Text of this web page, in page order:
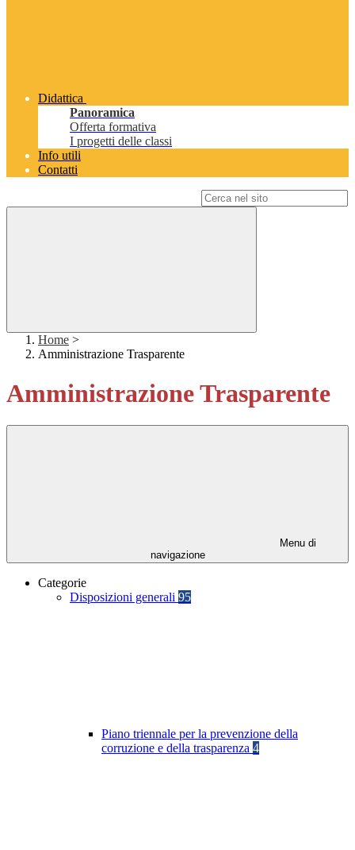
Didattica
Panoramica
Offerta formativa
I progetti delle classi
Info utili
Contatti
Home >
Amministrazione Trasparente
Amministrazione Trasparente
Menu di
navigazione
Categorie
Disposizioni generali 95
Piano triennale per la prevenzione della
corruzione e della trasparenza 4